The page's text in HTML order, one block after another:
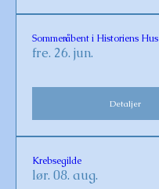
Sommeråbent i Historiens Hus
fre. 26. jun.
Detaljer
Krebsegilde
lør. 08. aug.